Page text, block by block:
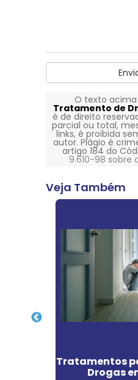
O texto acima
Tratamento de
é de direito
parcial ou total,
links, é proibida
autor. Plágio é
artigo 184 do
9.610-98 sobre
Veja Também
Tratamentos
Drogas